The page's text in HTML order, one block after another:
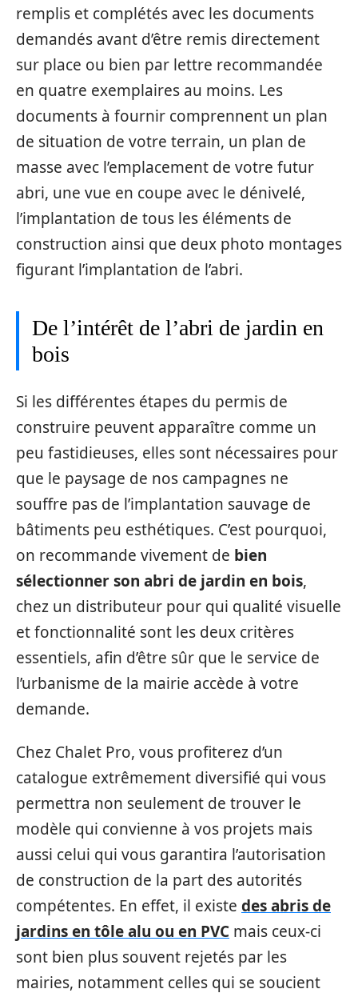
remplis et complétés avec les documents
demandés avant d’être remis directement
sur place ou bien par lettre recommandée
en quatre exemplaires au moins. Les
documents à fournir comprennent un plan
de situation de votre terrain, un plan de
masse avec l’emplacement de votre futur
abri, une vue en coupe avec le dénivelé,
l’implantation de tous les éléments de
construction ainsi que deux photo montages
figurant l’implantation de l’abri.
De l’intérêt de l’abri de jardin en
bois
Si les différentes étapes du permis de
construire peuvent apparaître comme un
peu fastidieuses, elles sont nécessaires pour
que le paysage de nos campagnes ne
souffre pas de l’implantation sauvage de
bâtiments peu esthétiques. C’est pourquoi,
on recommande vivement de bien
sélectionner son abri de jardin en bois,
chez un distributeur pour qui qualité visuelle
et fonctionnalité sont les deux critères
essentiels, afin d’être sûr que le service de
l’urbanisme de la mairie accède à votre
demande.
Chez Chalet Pro, vous profiterez d’un
catalogue extrêmement diversifié qui vous
permettra non seulement de trouver le
modèle qui convienne à vos projets mais
aussi celui qui vous garantira l’autorisation
de construction de la part des autorités
compétentes. En effet, il existe des abris de
jardins en tôle alu ou en PVC mais ceux-ci
sont bien plus souvent rejetés par les
mairies, notamment celles qui se soucient